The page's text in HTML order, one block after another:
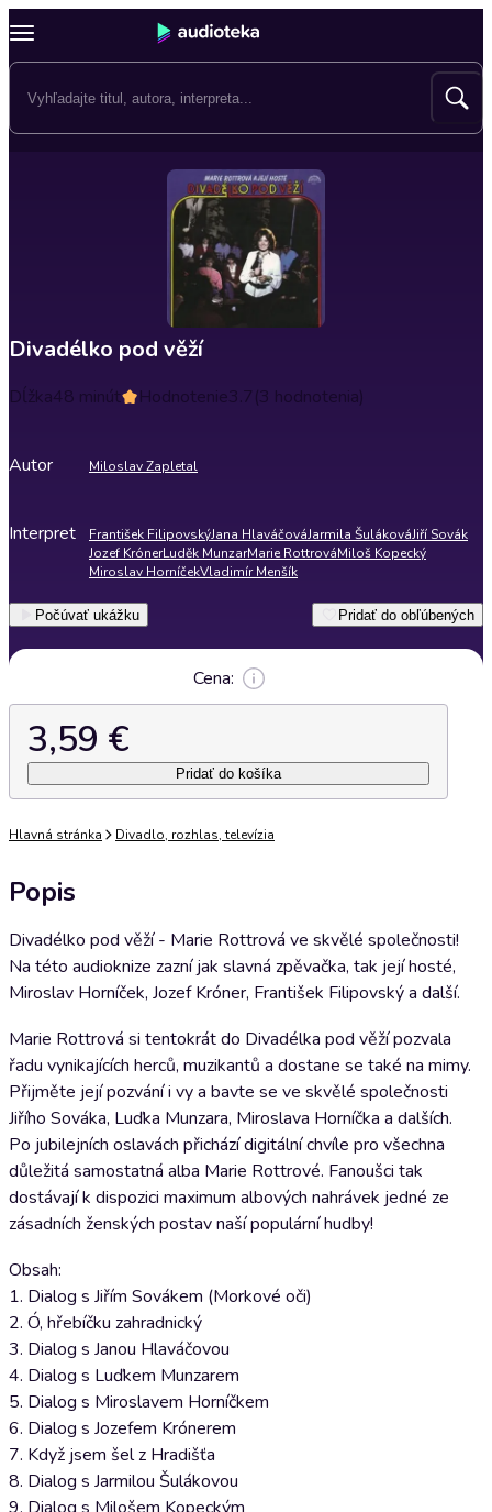
Divadélko pod věží
Dĺžka48 minút Hodnotenie3.7(3 hodnotenia)
Autor Miloslav Zapletal
Interpret František FilipovskýJana HlaváčováJarmila ŠulákováJiří Sovák
Jozef KrónerLuděk MunzarMarie RottrováMiloš Kopecký
Miroslav HorníčekVladimír Menšík
Počúvať ukážku Pridať do obľúbených
Cena:
3,59 €
Pridať do košíka
Hlavná stránka Divadlo, rozhlas, televízia
Popis
Divadélko pod věží - Marie Rottrová ve skvělé společnosti!
Na této audioknize zazní jak slavná zpěvačka, tak její hosté,
Miroslav Horníček, Jozef Króner, František Filipovský a další.
Marie Rottrová si tentokrát do Divadélka pod věží pozvala
řadu vynikajících herců, muzikantů a dostane se také na mimy.
Přijměte její pozvání i vy a bavte se ve skvělé společnosti
Jiřího Sováka, Luďka Munzara, Miroslava Horníčka a dalších.
Po jubilejních oslavách přichází digitální chvíle pro všechna
důležitá samostatná alba Marie Rottrové. Fanoušci tak
dostávají k dispozici maximum albových nahrávek jedné ze
zásadních ženských postav naší populární hudby!
Obsah:
1. Dialog s Jiřím Sovákem (Morkové oči)
2. Ó, hřebíčku zahradnický
3. Dialog s Janou Hlaváčovou
4. Dialog s Luďkem Munzarem
5. Dialog s Miroslavem Horníčkem
6. Dialog s Jozefem Krónerem
7. Když jsem šel z Hradišťa
8. Dialog s Jarmilou Šulákovou